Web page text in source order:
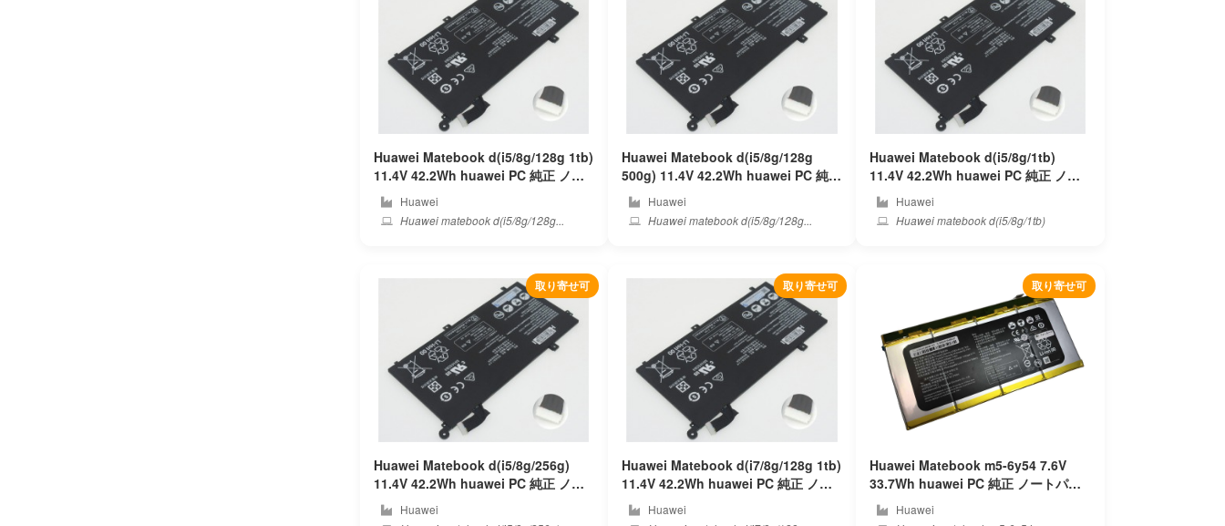
Huawei Matebook d(i5/8g/128g 1tb)
11.4V 42.2Wh huawei PC 純正 ノー
トパソコンバッテリー
Huawei
Huawei matebook d(i5/8g/128g...
Huawei Matebook d(i5/8g/128g
500g) 11.4V 42.2Wh huawei PC 純正
ノートパソコンバッテリー
Huawei
Huawei matebook d(i5/8g/128g...
Huawei Matebook d(i5/8g/1tb)
11.4V 42.2Wh huawei PC 純正 ノー
トパソコンバッテリー
Huawei
Huawei matebook d(i5/8g/1tb)
取り寄せ可
Huawei Matebook d(i5/8g/256g)
11.4V 42.2Wh huawei PC 純正 ノー
トパソコンバッテリー
Huawei
取り寄せ可
Huawei Matebook d(i7/8g/128g 1tb)
11.4V 42.2Wh huawei PC 純正 ノー
トパソコンバッテリー
Huawei
取り寄せ可
Huawei Matebook m5-6y54 7.6V
33.7Wh huawei PC 純正 ノートパソ
コンバッテリー
Huawei